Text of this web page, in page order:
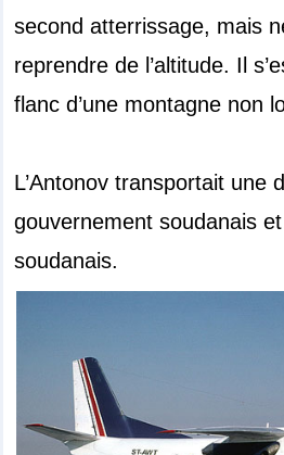
second atterrissage, mais
reprendre de l’altitude. Il
flanc d’une montagne non
L’Antonov transportait une
gouvernement soudanais
soudanais.